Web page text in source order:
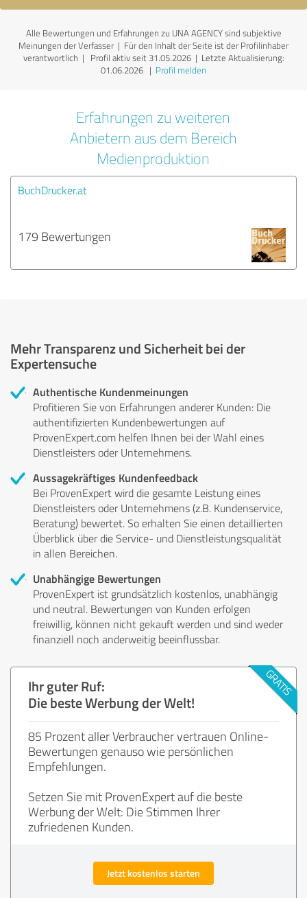
Alle Bewertungen und Erfahrungen zu UNA AGENCY sind subjektive
Meinungen der Verfasser | Für den Inhalt der Seite ist der Profilinhaber
verantwortlich | Profil aktiv seit 31.05.2026 | Letzte Aktualisierung:
01.06.2026 | Profil melden
Erfahrungen zu weiteren
Anbietern aus dem Bereich
Medienproduktion
BuchDrucker.at
179 Bewertungen
Mehr Transparenz und Sicherheit bei der
Expertensuche
Authentische Kundenmeinungen
Profitieren Sie von Erfahrungen anderer Kunden: Die
authentifizierten Kundenbewertungen auf
ProvenExpert.com helfen Ihnen bei der Wahl eines
Dienstleisters oder Unternehmens.
Aussagekräftiges Kundenfeedback
Bei ProvenExpert wird die gesamte Leistung eines
Dienstleisters oder Unternehmens (z.B. Kundenservice,
Beratung) bewertet. So erhalten Sie einen detaillierten
Überblick über die Service- und Dienstleistungsqualität
in allen Bereichen.
Unabhängige Bewertungen
ProvenExpert ist grundsätzlich kostenlos, unabhängig
und neutral. Bewertungen von Kunden erfolgen
freiwillig, können nicht gekauft werden und sind weder
finanziell noch anderweitig beeinflussbar.
Ihr guter Ruf:
Die beste Werbung der Welt!
85 Prozent aller Verbraucher vertrauen Online-
Bewertungen genauso wie persönlichen
Empfehlungen.
Setzen Sie mit ProvenExpert auf die beste
Werbung der Welt: Die Stimmen Ihrer
zufriedenen Kunden.
Jetzt kostenlos starten